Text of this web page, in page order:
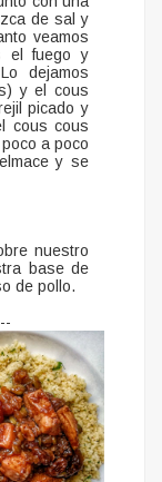
de sal y
veamos
el fuego y
dejamos
y el cous
picado y
cous cous
a poco
y se
nuestro
base de
de pollo.